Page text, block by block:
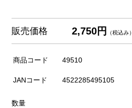
販売価格 2,750円 （税込み）
商品コード 49510
JANコード 4522285495105
数量